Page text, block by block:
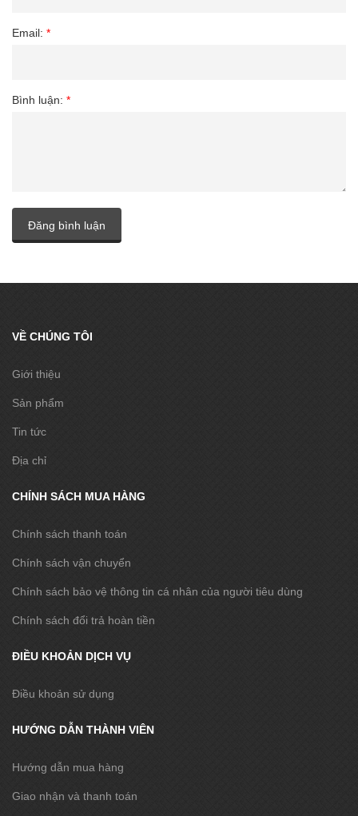
Email: *
Bình luận: *
Đăng bình luận
VỀ CHÚNG TÔI
Giới thiệu
Sản phẩm
Tin tức
Địa chỉ
CHÍNH SÁCH MUA HÀNG
Chính sách thanh toán
Chính sách vận chuyển
Chính sách bảo vệ thông tin cá nhân của người tiêu dùng
Chính sách đổi trả hoàn tiền
ĐIỀU KHOẢN DỊCH VỤ
Điều khoản sử dụng
HƯỚNG DẪN THÀNH VIÊN
Hướng dẫn mua hàng
Giao nhận và thanh toán